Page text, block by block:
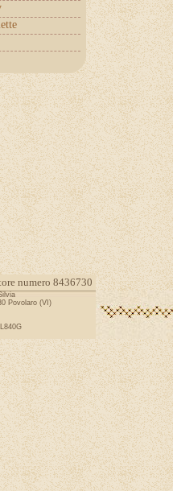
numero 8436730
Povolaro (VI)